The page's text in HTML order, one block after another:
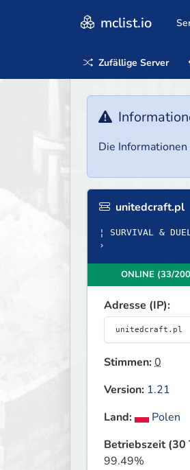
mclist.io
Zufällige Server
Die
unitedcraft.pl
¦ SURVIVAL &
›
ONLINE (33/
Adresse (IP):
Stimmen:0
Version: 1.21
Land:
Polen
Betriebszeit (30
99.49%